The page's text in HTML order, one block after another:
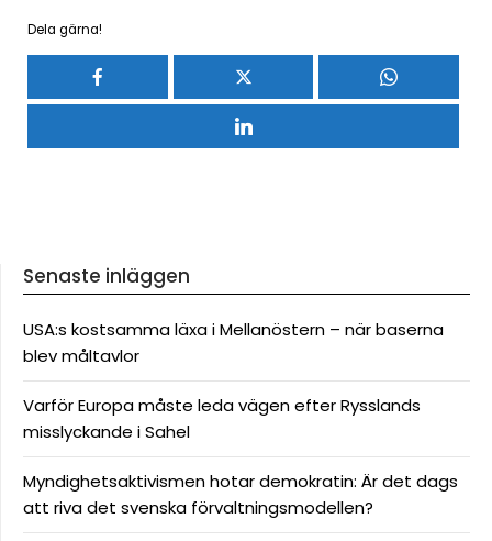
Dela gärna!
Senaste inläggen
USA:s kostsamma läxa i Mellanöstern – när baserna
blev måltavlor
Varför Europa måste leda vägen efter Rysslands
misslyckande i Sahel
Myndighetsaktivismen hotar demokratin: Är det dags
att riva det svenska förvaltningsmodellen?